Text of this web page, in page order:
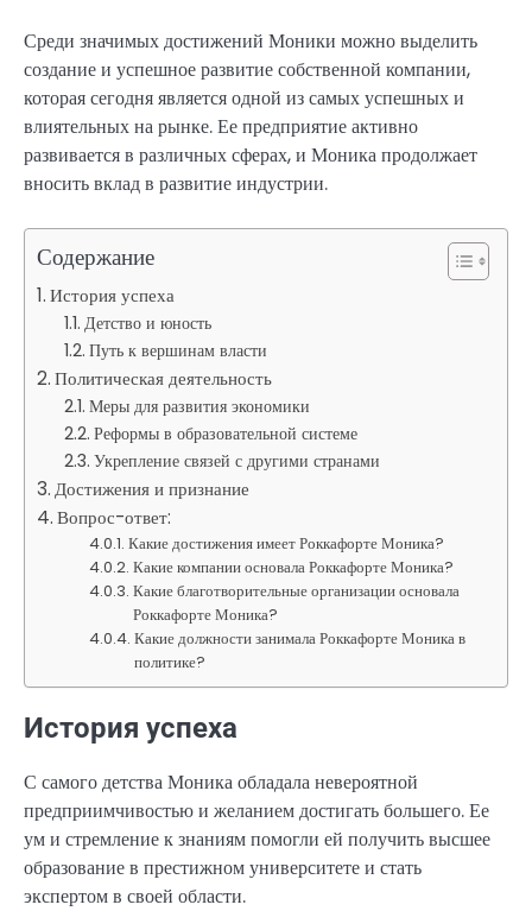
Среди значимых достижений Моники можно выделить
создание и успешное развитие собственной компании,
которая сегодня является одной из самых успешных и
влиятельных на рынке. Ее предприятие активно
развивается в различных сферах, и Моника продолжает
вносить вклад в развитие индустрии.
Содержание
История успеха
Детство и юность
Путь к вершинам власти
Политическая деятельность
Меры для развития экономики
Реформы в образовательной системе
Укрепление связей с другими странами
Достижения и признание
Вопрос-ответ:
Какие достижения имеет Роккафорте Моника?
Какие компании основала Роккафорте Моника?
Какие благотворительные организации основала
Роккафорте Моника?
Какие должности занимала Роккафорте Моника в
политике?
История успеха
С самого детства Моника обладала невероятной
предприимчивостью и желанием достигать большего. Ее
ум и стремление к знаниям помогли ей получить высшее
образование в престижном университете и стать
экспертом в своей области.